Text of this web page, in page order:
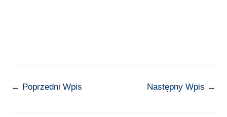
← Poprzedni Wpis Następny Wpis →